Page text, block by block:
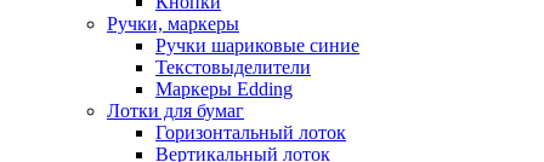
Ручки, маркеры
Ручки шариковые синие
Текстовыделители
Маркеры Edding
Лотки для бумаг
Горизонтальный лоток
Вертикальный лоток